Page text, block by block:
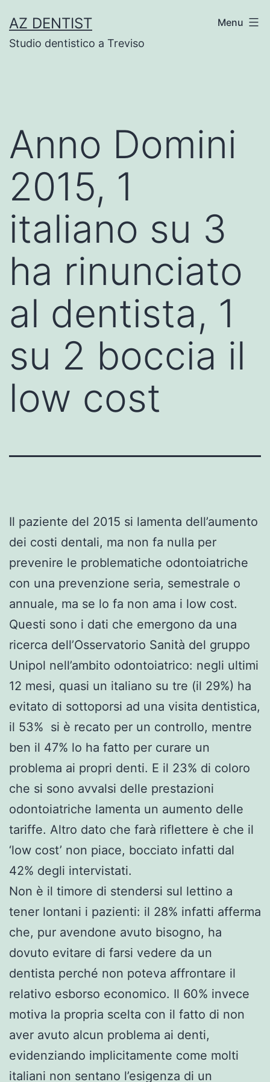
to
content
AZ DENTIST
Studio dentistico a Treviso
Menu
Anno Domini
2015, 1
italiano su 3
ha rinunciato
al dentista, 1
su 2 boccia il
low cost
Il paziente del 2015 si lamenta dell’aumento
dei costi dentali, ma non fa nulla per
prevenire le problematiche odontoiatriche
con una prevenzione seria, semestrale o
annuale, ma se lo fa non ama i low cost.
Questi sono i dati che emergono da una
ricerca dell’Osservatorio Sanità del gruppo
Unipol nell’ambito odontoiatrico: negli ultimi
12 mesi, quasi un italiano su tre (il 29%) ha
evitato di sottoporsi ad una visita dentistica,
il 53% si è recato per un controllo, mentre
ben il 47% lo ha fatto per curare un
problema ai propri denti. E il 23% di coloro
che si sono avvalsi delle prestazioni
odontoiatriche lamenta un aumento delle
tariffe. Altro dato che farà riflettere è che il
‘low cost’ non piace, bocciato infatti dal
42% degli intervistati.
Non è il timore di stendersi sul lettino a
tener lontani i pazienti: il 28% infatti afferma
che, pur avendone avuto bisogno, ha
dovuto evitare di farsi vedere da un
dentista perché non poteva affrontare il
relativo esborso economico. Il 60% invece
motiva la propria scelta con il fatto di non
aver avuto alcun problema ai denti,
evidenziando implicitamente come molti
italiani non sentano l’esigenza di un